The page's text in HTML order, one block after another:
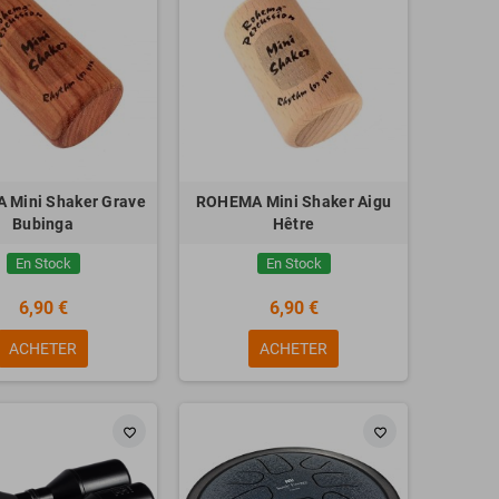
Mini Shaker Grave
Bubinga
En Stock
6,90 €
ACHETER
ROHEMA Mini Shaker Aigu
Hêtre
En Stock
6,90 €
ACHETER
favorite_border favorite_border